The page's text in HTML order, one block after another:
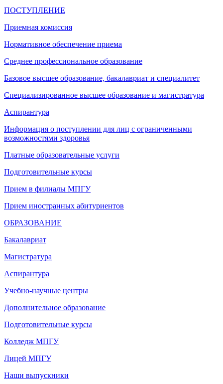
ПОСТУПЛЕНИЕ
Приемная комиссия
Нормативное обеспечение приема
Среднее профессиональное образование
Базовое высшее образование, бакалавриат и специалитет
Специализированное высшее образование и магистратура
Аспирантура
Информация о поступлении для лиц с ограниченными
возможностями здоровья
Платные образовательные услуги
Подготовительные курсы
Прием в филиалы МПГУ
Прием иностранных абитуриентов
ОБРАЗОВАНИЕ
Бакалавриат
Магистратура
Аспирантура
Учебно-научные центры
Дополнительное образование
Подготовительные курсы
Колледж МПГУ
Лицей МПГУ
Наши выпускники